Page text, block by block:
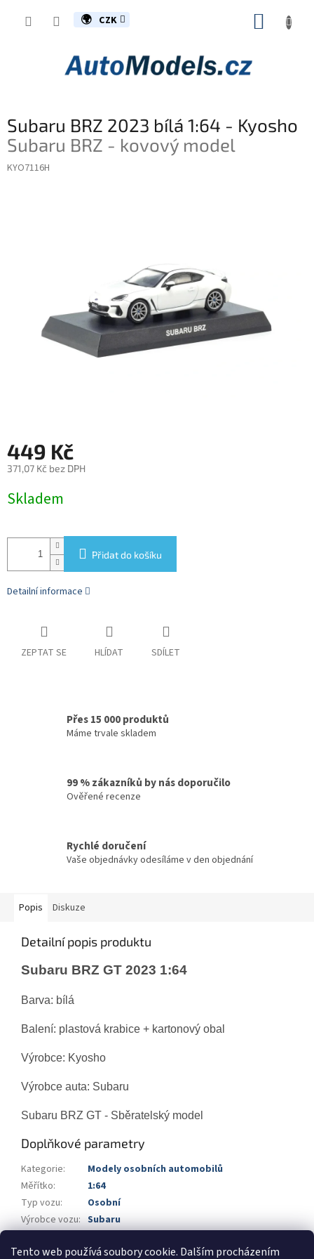
Tento web používá soubory cookie. Dalším procházením
CZK
Subaru BRZ 2023 bílá 1:64 - Kyosho
Subaru BRZ - kovový model
KYO7116H
449 Kč
371,07 Kč bez DPH
cena:
Skladem
Přidat do košíku
Detailní informace
ZEPTAT SE HLÍDAT SDÍLET
Přes 15 000 produktů
Máme trvale skladem
99 % zákazníků by nás doporučilo
Ověřené recenze
Rychlé doručení
Vaše objednávky odesíláme v den objednání
Popis Diskuze
Detailní popis produktu
Subaru BRZ GT 2023 1:64
Barva: bílá
Balení: plastová krabice + kartonový obal
Výrobce: Kyosho
Výrobce auta: Subaru
Subaru BRZ GT - Sběratelský model
Doplňkové parametry
Kategorie:
Modely osobních automobilů
Měřítko:
1:64
Typ vozu:
Osobní
Výrobce vozu: Subaru
Barva: bílá